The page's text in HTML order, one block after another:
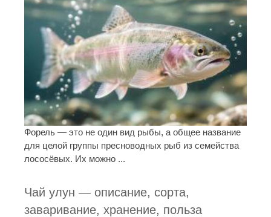
Форель — это не один вид рыбы, а общее название
для целой группы пресноводных рыб из семейства
лососёвых. Их можно ...
Чай улун — описание, сорта,
заваривание, хранение, польза